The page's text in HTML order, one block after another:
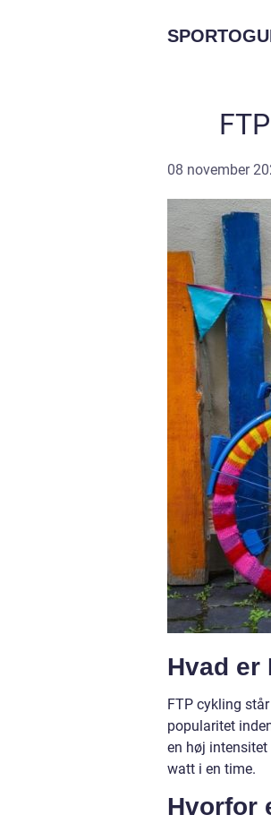
08 november
Hvad er
FTP cykling
popularitet
en høj
watt i en time.
Hvorfor